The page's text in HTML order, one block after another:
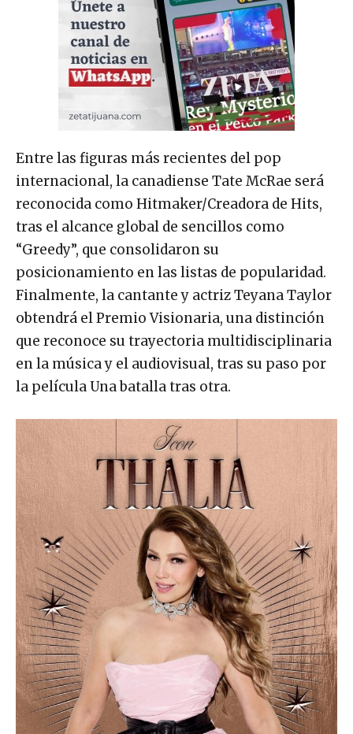
Entre las figuras más recientes del pop
internacional, la canadiense Tate McRae será
reconocida como Hitmaker/Creadora de Hits,
tras el alcance global de sencillos como
“Greedy”, que consolidaron su
posicionamiento en las listas de popularidad.
Finalmente, la cantante y actriz Teyana Taylor
obtendrá el Premio Visionaria, una distinción
que reconoce su trayectoria multidisciplinaria
en la música y el audiovisual, tras su paso por
la película Una batalla tras otra.